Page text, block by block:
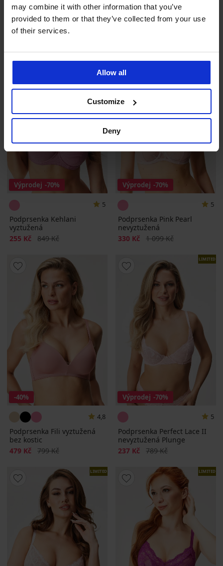
may combine it with other information that you’ve
provided to them or that they’ve collected from your use
of their services.
Allow all
Customize
Deny
Sleva
300 Kč Původní cena
999 Kč
Podprsenka Flexi Cleo
Bralette bezešvá
Výprodej -70%
5
Podprsenka Kehlani
vyztužená
Sleva
255 Kč Původní cena
849 Kč
Výprodej -70%
5
Podprsenka Pink Pearl
nevyztužená
Sleva
330 Kč Původní cena
1 099 Kč
-40%
4,8
Podprsenka Fili vyztužená
bez kostic
Sleva
479 Kč Původní cena
799 Kč
LIMITED
Výprodej -70%
5
Podprsenka Perfect Lace II
nevyztužená Plunge
Sleva
237 Kč Původní cena
789 Kč
LIMITED LIMITED